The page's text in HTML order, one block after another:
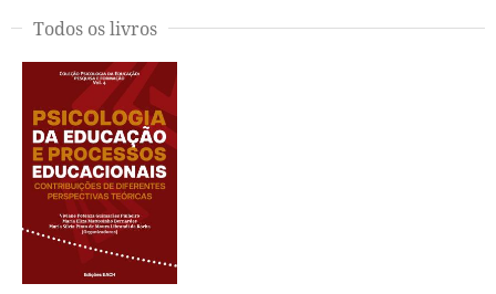
Todos os livros